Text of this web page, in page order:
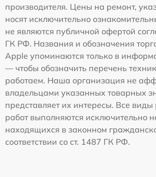
производителя. Цены на ремонт,
носят исключительно
не являются публичной офертой
ГК РФ. Названия и обозначения
Apple упоминаются только в
— чтобы обозначить перечень
работаем. Наша организация не
владельцами указанных товарных
представляет их интересы. Все
работ выполняются исключительно
находящихся в законном
соответствии со ст. 1487 ГК РФ.